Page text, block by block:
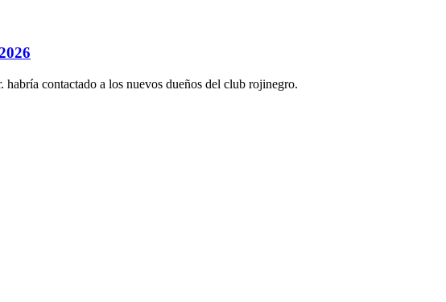
contactado a los nuevos dueños del club rojinegro.